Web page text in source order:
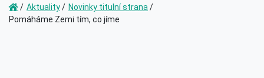
Aktuality
Novinky titulní strana
Pomáháme Zemi tím, co jíme